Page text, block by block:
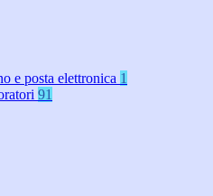
e posta elettronica 1
91